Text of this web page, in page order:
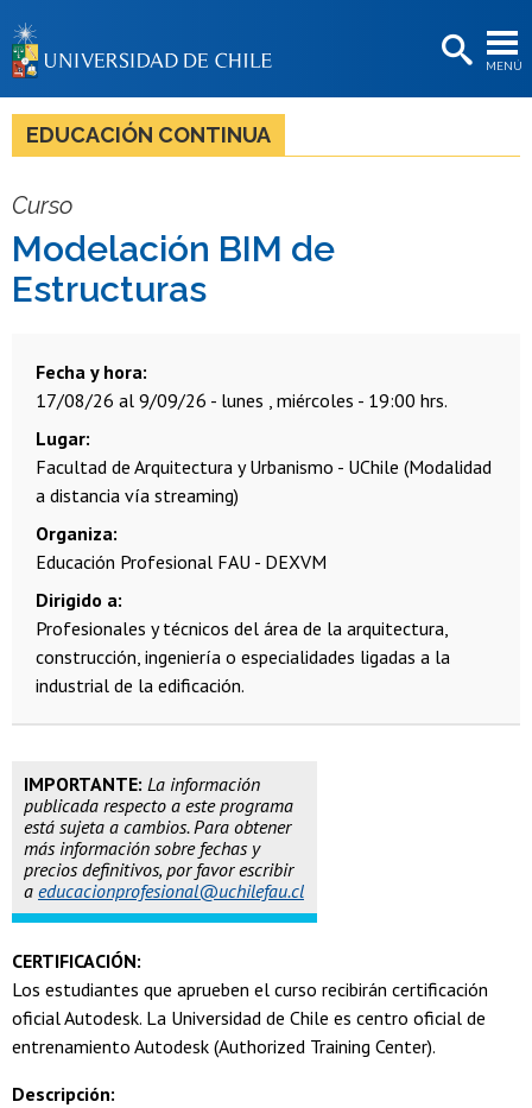
MENÚ
BIBLIOTECAS
LA UNIVERSIDAD
Académicas/os
EDUCACIÓN CONTINUA
Curso
Modelación BIM de
Estructuras
Fecha y hora
17/08/26 al 9/09/26 - lunes , miércoles - 19:00 hrs.
Lugar
Facultad de Arquitectura y Urbanismo - UChile (Modalidad
a distancia vía streaming)
Organiza
Educación Profesional FAU - DEXVM
Dirigido a
Profesionales y técnicos del área de la arquitectura,
construcción, ingeniería o especialidades ligadas a la
industrial de la edificación.
IMPORTANTE: La información
publicada respecto a este programa
está sujeta a cambios. Para obtener
más información sobre fechas y
precios definitivos, por favor escribir
a educacionprofesional@uchilefau.cl
CERTIFICACIÓN:
Los estudiantes que aprueben el curso recibirán certificación
oficial Autodesk. La Universidad de Chile es centro oficial de
entrenamiento Autodesk (Authorized Training Center).
Descripción: